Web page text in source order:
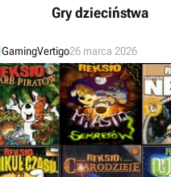
Gry dzieciństwa
GamingVertigo26 marca 2026